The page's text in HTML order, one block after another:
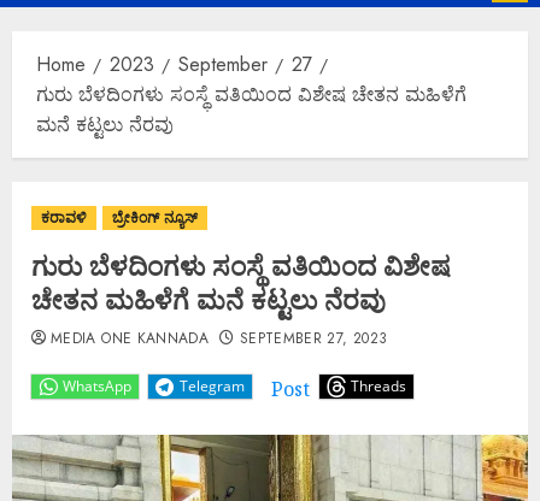
Home 2023 September
27
ಗುರು ಬೆಳದಿಂಗಳು ಸಂಸ್ಥೆ ವತಿಯಿಂದ ವಿಶೇಷ ಚೇತನ ಮಹಿಳೆಗೆ
ಮನೆ ಕಟ್ಟಲು ನೆರವು
ಕರಾವಳಿ ಬ್ರೇಕಿಂಗ್ ನ್ಯೂಸ್
ಗುರು ಬೆಳದಿಂಗಳು ಸಂಸ್ಥೆ ವತಿಯಿಂದ ವಿಶೇಷ
ಚೇತನ ಮಹಿಳೆಗೆ ಮನೆ ಕಟ್ಟಲು ನೆರವು
WhatsApp Telegram Post Threads
MEDIA ONE KANNADA SEPTEMBER 27, 2023